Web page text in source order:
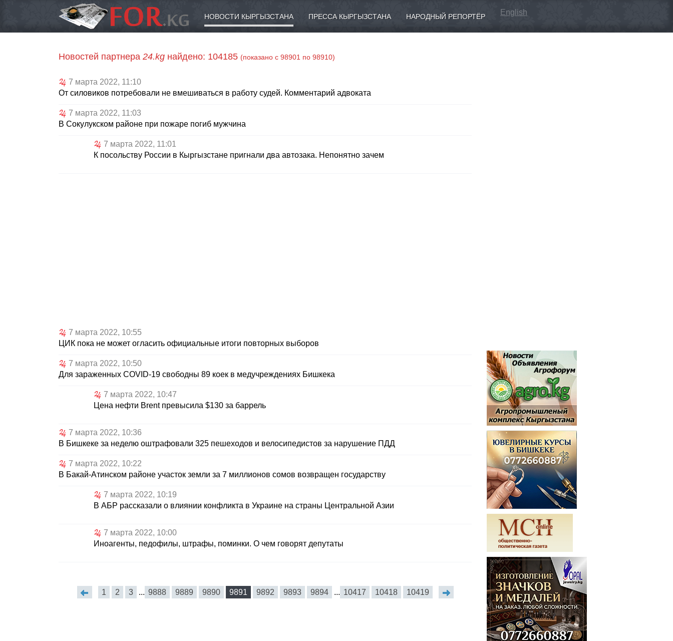
НОВОСТИ КЫРГЫЗСТАНА ПРЕССА КЫРГЫЗСТАНА НАРОДНЫЙ РЕПОРТЁР English
Новостей партнера 24.kg найдено: 104185 (показано с 98901 по 98910)
7 марта 2022, 11:10
От силовиков потребовали не вмешиваться в работу судей. Комментарий адвоката
7 марта 2022, 11:03
В Сокулукском районе при пожаре погиб мужчина
7 марта 2022, 11:01
К посольству России в Кыргызстане пригнали два автозака. Непонятно зачем
7 марта 2022, 10:55
ЦИК пока не может огласить официальные итоги повторных выборов
7 марта 2022, 10:50
Для зараженных COVID-19 свободны 89 коек в медучреждениях Бишкека
7 марта 2022, 10:47
Цена нефти Brent превысила $130 за баррель
7 марта 2022, 10:36
В Бишкеке за неделю оштрафовали 325 пешеходов и велосипедистов за нарушение ПДД
7 марта 2022, 10:22
В Бакай-Атинском районе участок земли за 7 миллионов сомов возвращен государству
7 марта 2022, 10:19
В АБР рассказали о влиянии конфликта в Украине на страны Центральной Азии
7 марта 2022, 10:00
Иноагенты, педофилы, штрафы, поминки. О чем говорят депутаты
1 2 3 ... 9888 9889 9890 9891 9892 9893 9894 ... 10417 10418 10419